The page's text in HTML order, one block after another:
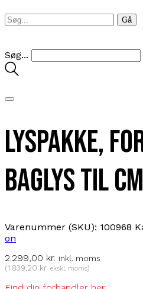
Søg...
Lyspakke,
baglys til
Varenummer (SKU): 100968
on
2.299,00 kr. inkl. moms
(1.839,20 kr. ekskl. moms)